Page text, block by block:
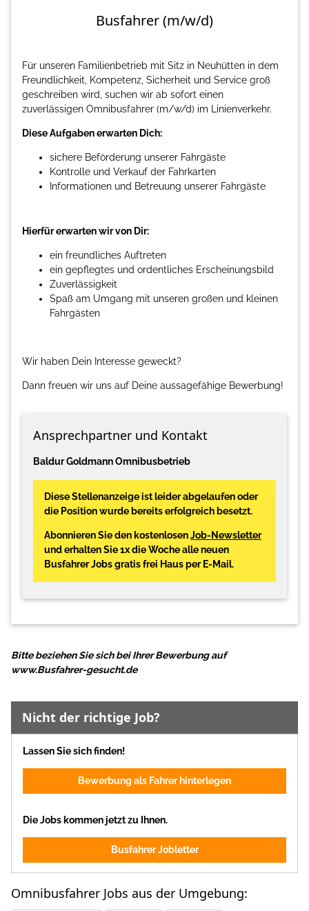
Busfahrer (m/w/d)
Für unseren Familienbetrieb mit Sitz in Neuhütten in dem
Freundlichkeit, Kompetenz, Sicherheit und Service groß
geschreiben wird, suchen wir ab sofort einen
zuverlässigen Omnibusfahrer (m/w/d) im Linienverkehr.
Diese Aufgaben erwarten Dich:
sichere Beförderung unserer Fahrgäste
Kontrolle und Verkauf der Fahrkarten
Informationen und Betreuung unserer Fahrgäste
Hierfür erwarten wir von Dir:
ein freundliches Auftreten
ein gepflegtes und ordentliches Erscheinungsbild
Zuverlässigkeit
Spaß am Umgang mit unseren großen und kleinen
Fahrgästen
Wir haben Dein Interesse geweckt?
Dann freuen wir uns auf Deine aussagefähige Bewerbung!
Ansprechpartner und Kontakt
Baldur Goldmann Omnibusbetrieb
Diese Stellenanzeige ist leider abgelaufen oder
die Position wurde bereits erfolgreich besetzt.
Abonnieren Sie den kostenlosenJob-Newsletter
und erhalten Sie 1x die Woche alle neuen
Busfahrer Jobs gratis frei Haus per E-Mail.
Bitte beziehen Sie sich bei Ihrer Bewerbung auf
www.Busfahrer-gesucht.de
Nicht der richtige Job?
Lassen Sie sich finden!
Bewerbung als Fahrer hinterlegen
Die Jobs kommen jetzt zu Ihnen.
Busfahrer Jobletter
Omnibusfahrer Jobs aus der Umgebung: